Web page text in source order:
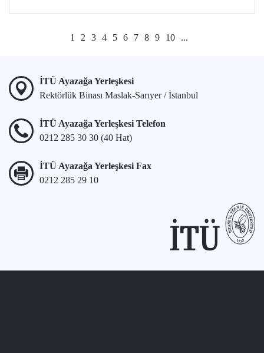
1 2 3 4 5 6 7 8 9 10 ...
İTÜ Ayazağa Yerleşkesi
Rektörlük Binası Maslak-Sarıyer / İstanbul
İTÜ Ayazağa Yerleşkesi Telefon
0212 285 30 30 (40 Hat)
İTÜ Ayazağa Yerleşkesi Fax
0212 285 29 10